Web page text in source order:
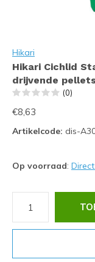
Hikari
Hikari Cichlid
drijvende
(0)
€8,63
Artikelcode: dis-
Op voorraad: